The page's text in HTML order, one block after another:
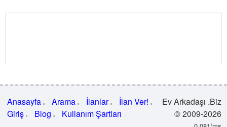
Anasayfa Arama İlanlar
İlan Ver!
Giriş
Blog Kullanım Şartları
Ev Arkadaşı .Biz
© 2009-2026